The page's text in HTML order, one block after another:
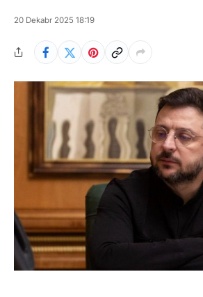
20 Dekabr 2025 18:19